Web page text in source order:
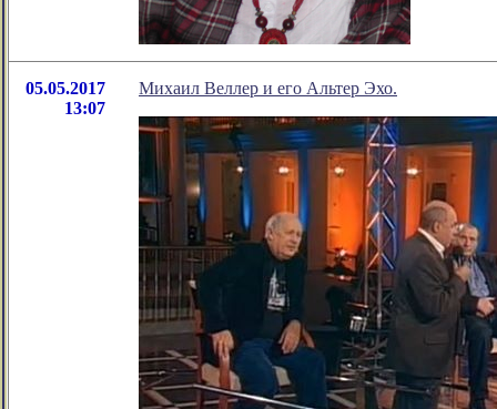
05.05.2017
13:07
Михаил Веллер и его Альтер Эхо.